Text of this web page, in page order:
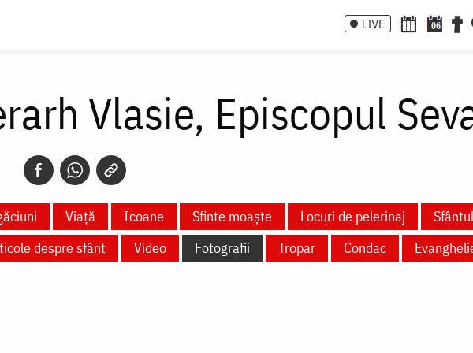
LIVE 06
Vlasie, Episcopul
Viață Icoane Sfinte moaște Locuri de pelerinaj
despre sfânt Video Fotografii Tropar Condac